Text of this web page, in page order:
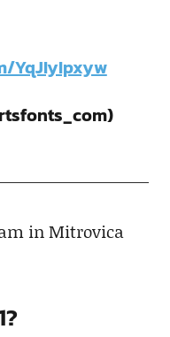
YqJIyIpxyw
in Mitrovica